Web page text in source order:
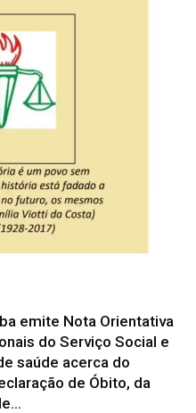
emite Nota Orientativa
do Serviço Social e
saúde acerca do
de Óbito, da